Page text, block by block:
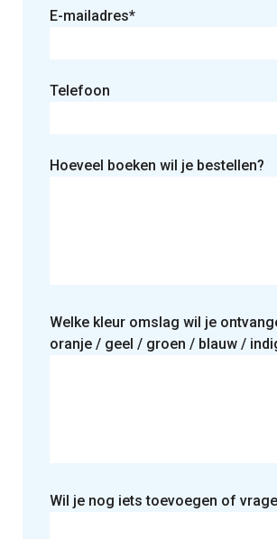
E-mailadres*
Telefoon
Hoeveel boeken wil je bestellen?
Welke kleur omslag wil je
oranje / geel / groen / blauw /
Wil je nog iets toevoegen of